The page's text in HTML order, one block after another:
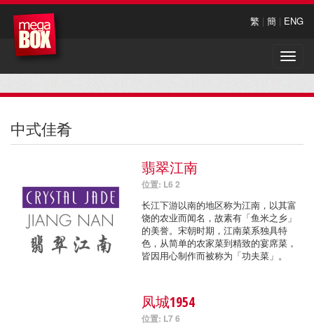
繁 | 簡 | ENG
Toggle
中式佳肴
翡翠江南
位置: L6 2
长江下游以南的地区称为江南，以其富
饶的农业而闻名，故素有「鱼米之乡」
的美誉。宋朝时期，江南菜系独具特
色，从简单的农家菜到精致的宴席菜，
皆因用心制作而被称为「功夫菜」。
凤城1954
位置: L7 6